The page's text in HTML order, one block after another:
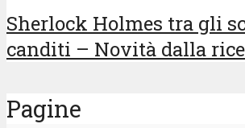
Sherlock Holmes tra gli
canditi – Novità dalla
Pagine